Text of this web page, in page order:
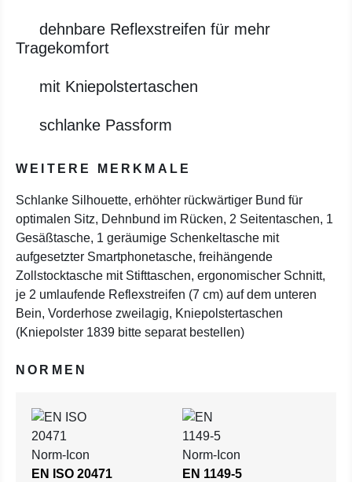
dehnbare Reflexstreifen für mehr
Tragekomfort
mit Kniepolstertaschen
schlanke Passform
WEITERE MERKMALE
Schlanke Silhouette, erhöhter rückwärtiger Bund für
optimalen Sitz, Dehnbund im Rücken, 2 Seitentaschen, 1
Gesäßtasche, 1 geräumige Schenkeltasche mit
aufgesetzter Smartphonetasche, freihängende
Zollstocktasche mit Stifttaschen, ergonomischer Schnitt,
je 2 umlaufende Reflexstreifen (7 cm) auf dem unteren
Bein, Vorderhose zweilagig, Kniepolstertaschen
(Kniepolster 1839 bitte separat bestellen)
NORMEN
EN ISO 20471
EN 1149-5